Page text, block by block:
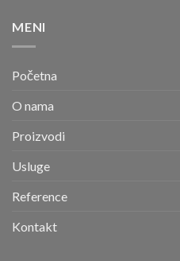
MENI
Početna
O nama
Proizvodi
Usluge
Reference
Kontakt